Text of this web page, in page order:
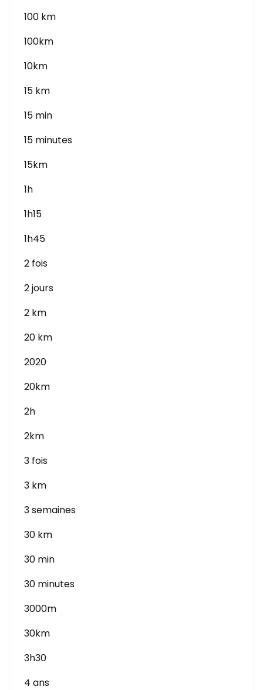
100 km
100km
10km
15 km
15 min
15 minutes
15km
1h
1h15
1h45
2 fois
2 jours
2 km
20 km
2020
20km
2h
2km
3 fois
3 km
3 semaines
30 km
30 min
30 minutes
3000m
30km
3h30
4 ans